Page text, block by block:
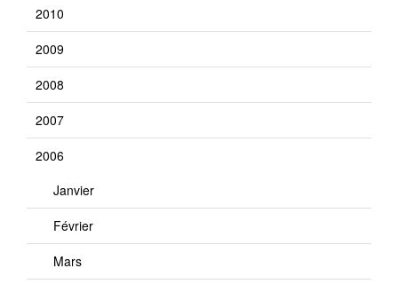
2010
2009
2008
2007
2006
Janvier
Février
Mars